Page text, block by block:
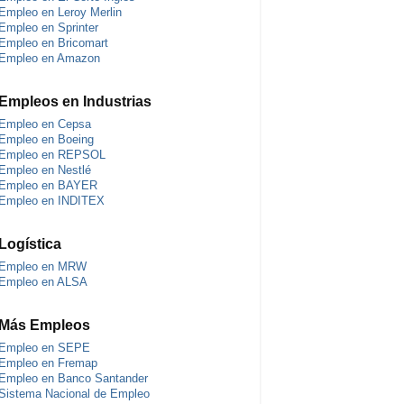
en Leroy Merlin
en Sprinter
en Bricomart
en Amazon
en Industrias
en Cepsa
en Boeing
en REPSOL
en Nestlé
en BAYER
en INDITEX
en MRW
en ALSA
Empleos
en SEPE
en Fremap
en Banco Santander
Nacional de Empleo